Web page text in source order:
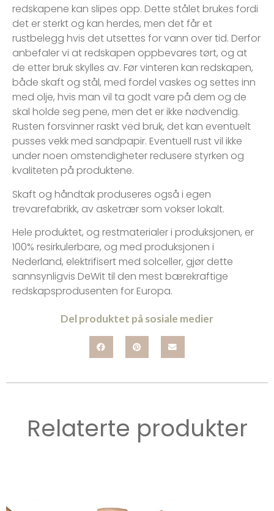
redskapene kan slipes opp. Dette stålet brukes fordi
det er sterkt og kan herdes, men det får et
rustbelegg hvis det utsettes for vann over tid. Derfor
anbefaler vi at redskapen oppbevares tørt, og at
de etter bruk skylles av. Før vinteren kan redskapen,
både skaft og stål, med fordel vaskes og settes inn
med olje, hvis man vil ta godt vare på dem og de
skal holde seg pene, men det er ikke nødvendig.
Rusten forsvinner raskt ved bruk, det kan eventuelt
pusses vekk med sandpapir. Eventuell rust vil ikke
under noen omstendigheter redusere styrken og
kvaliteten på produktene.
Skaft og håndtak produseres også i egen
trevarefabrikk, av asketrær som vokser lokalt.
Hele produktet, og restmaterialer i produksjonen, er
100% resirkulerbare, og med produksjonen i
Nederland, elektrifisert med solceller, gjør dette
sannsynligvis DeWit til den mest bærekraftige
redskapsprodusenten for Europa.
Del produktet på sosiale medier
Relaterte produkter